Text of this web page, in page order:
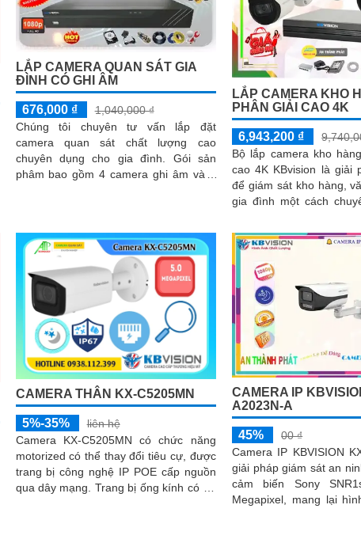
LẮP CAMERA QUAN SÁT GIA
ĐÌNH CÓ GHI ÂM
676,000 ₫
1,040,000 ₫
Chúng tôi chuyên tư vấn lắp đặt
camera quan sát chất lượng cao
chuyên dụng cho gia đình. Gói sản
phâm bao gồm 4 camera ghi âm và 1
LẮP CAMERA KHO
PHÂN GIẢI CAO 4K
6,943,200 ₫
Bộ lắp camera kho
cao 4K KBvision là giải
để giám sát kho hàng,
gia đình một cách chuyên
thu âm trong phạm vi
âm thanh một cách rõ
CAMERA THÂN KX-C5205MN
5%-35%
liên hệ
Camera KX-C5205MN có chức năng
motorized có thể thay đổi tiêu cự, được
trang bị công nghệ IP POE cấp nguồn
qua dây mạng. Trang bị ống kính có độ
CAMERA IP
A2023N-A
45%
00 ₫
Camera IP KBVISION
giải pháp giám sát an
cảm biến Sony
Megapixel, mang lại